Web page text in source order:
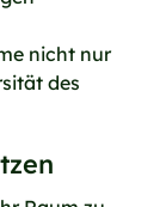
nicht nur
des